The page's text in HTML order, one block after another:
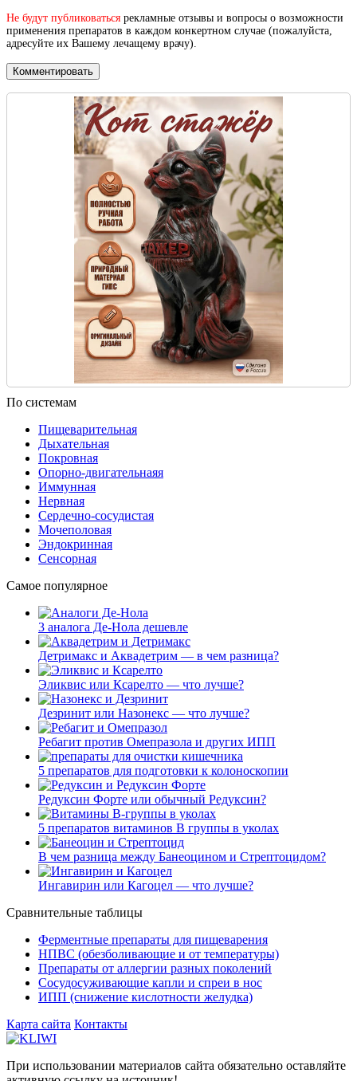
Не будут публиковаться рекламные отзывы и вопросы о возможности
применения препаратов в каждом конкертном случае (пожалуйста,
адресуйте их Вашему лечащему врачу).
По системам
Пищеварительная
Дыхательная
Покровная
Опорно-двигательнаяя
Иммунная
Нервная
Сердечно-сосудистая
Мочеполовая
Эндокринная
Сенсорная
Самое популярное
3 аналога Де-Нола дешевле
Детримакс и Аквадетрим — в чем разница?
Эликвис или Ксарелто — что лучше?
Дезринит или Назонекс — что лучше?
Ребагит против Омепразола и других ИПП
5 препаратов для подготовки к колоноскопии
Редуксин Форте или обычный Редуксин?
5 препаратов витаминов В группы в уколах
В чем разница между Банеоцином и Стрептоцидом?
Ингавирин или Кагоцел — что лучше?
Сравнительные таблицы
Ферментные препараты для пищеварения
НПВС (обезболивающие и от температуры)
Препараты от аллергии разных поколений
Сосудосуживающие капли и спреи в нос
ИПП (снижение кислотности желудка)
Карта сайта Контакты
При использовании материалов сайта обязательно оставляйте